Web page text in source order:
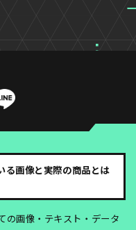
る画像と実際の商品とは
の画像・テキスト・データ